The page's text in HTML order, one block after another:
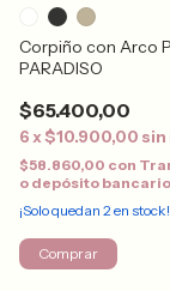
Corpiño con Arco
PARADISO
$65.400,00
6 x$10.900,00 sin
$58.860,00 con
o depósito bancario
¡Solo quedan 2en stock!
Comprar